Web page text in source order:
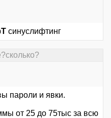
Т синуслифтинг
пароли и явки.
от 25 до 75тыс за всю